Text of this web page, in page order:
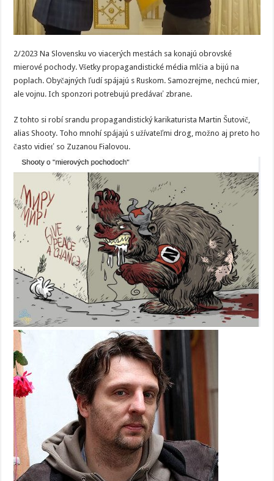
2/2023 Na Slovensku vo viacerých mestách sa konajú obrovské
mierové pochody. Všetky propagandistické média mlčia a bijú na
poplach. Obyčajných ľudí spájajú s Ruskom. Samozrejme, nechcú mier,
ale vojnu. Ich sponzori potrebujú predávať zbrane.
Z tohto si robí srandu propagandistický karikaturista Martin Šutovič,
alias Shooty. Toho mnohí spájajú s užívateľmi drog, možno aj preto ho
často vidieť so Zuzanou Fialovou.